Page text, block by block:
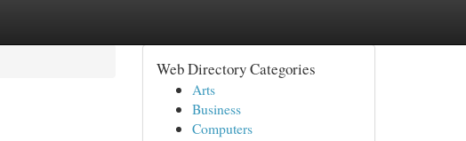
Web Directory Categories
Arts
Business
Computers